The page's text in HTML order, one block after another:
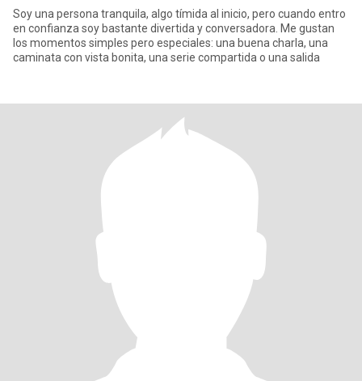
Soy una persona tranquila, algo tímida al inicio, pero cuando entro
en confianza soy bastante divertida y conversadora. Me gustan
los momentos simples pero especiales: una buena charla, una
caminata con vista bonita, una serie compartida o una salida